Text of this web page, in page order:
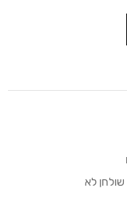
שולחן לא